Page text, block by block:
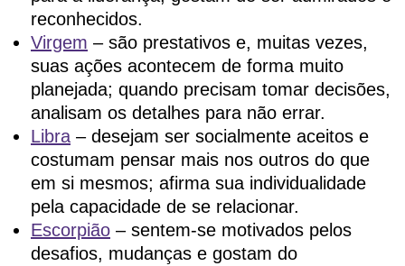
reconhecidos.
Virgem – são prestativos e, muitas vezes,
suas ações acontecem de forma muito
planejada; quando precisam tomar decisões,
analisam os detalhes para não errar.
Libra – desejam ser socialmente aceitos e
costumam pensar mais nos outros do que
em si mesmos; afirma sua individualidade
pela capacidade de se relacionar.
Escorpião – sentem-se motivados pelos
desafios, mudanças e gostam do